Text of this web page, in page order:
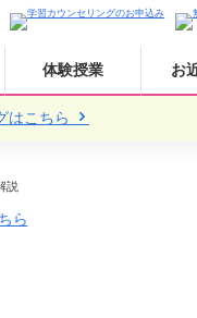
体験授業 お
はこちら
説